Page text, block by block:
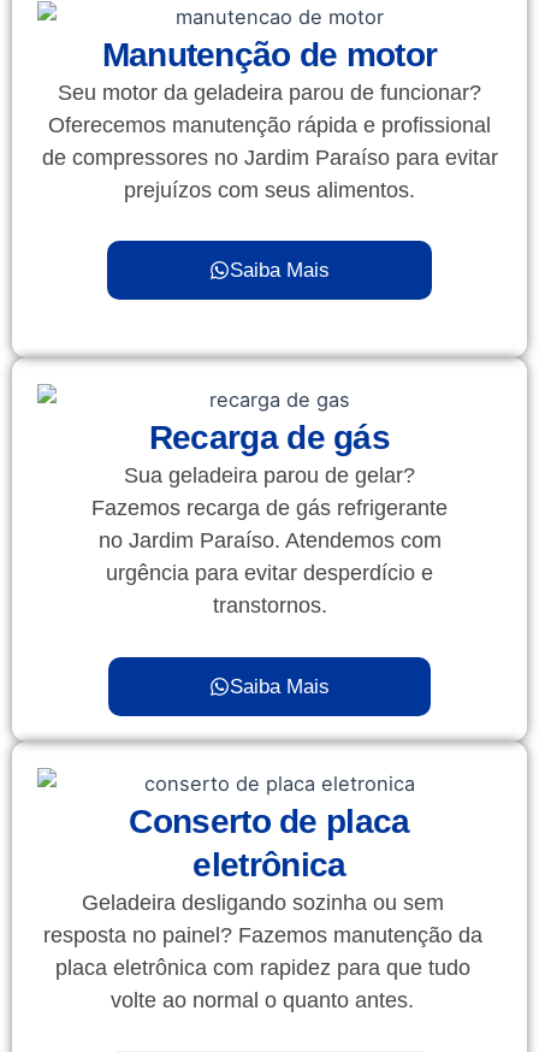
Manutenção de motor
Seu motor da geladeira parou de funcionar?
Oferecemos manutenção rápida e profissional
de compressores no Jardim Paraíso para evitar
prejuízos com seus alimentos.
Saiba Mais
Recarga de gás
Sua geladeira parou de gelar?
Fazemos recarga de gás refrigerante
no Jardim Paraíso. Atendemos com
urgência para evitar desperdício e
transtornos.
Saiba Mais
Conserto de placa
eletrônica
Geladeira desligando sozinha ou sem
resposta no painel? Fazemos manutenção da
placa eletrônica com rapidez para que tudo
volte ao normal o quanto antes.